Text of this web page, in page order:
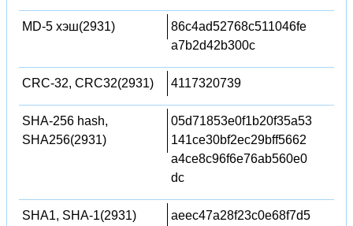
MD-5 хэш(2931)
86c4ad52768c511046fe
a7b2d42b300c
CRC-32, CRC32(2931) 4117320739
SHA-256 hash,
SHA256(2931)
05d71853e0f1b20f35a53
141ce30bf2ec29bff5662
a4ce8c96f6e76ab560e0
dc
SHA1, SHA-1(2931)
aeec47a28f23c0e68f7d5